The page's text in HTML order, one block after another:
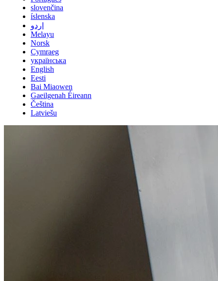
slovenčina
íslenska
اردو
Melayu
Norsk
Cymraeg
українська
English
Eesti
Bai Miaowen
Gaeilgenah Éireann
Čeština
Latviešu